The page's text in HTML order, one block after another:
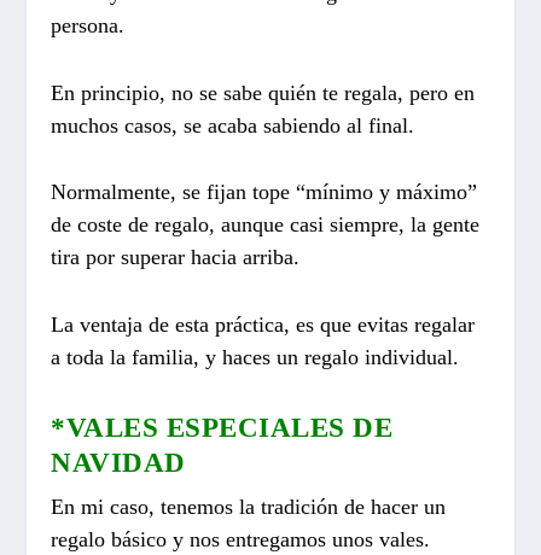
persona.
En principio, no se sabe quién te regala, pero en
muchos casos, se acaba sabiendo al final.
Normalmente, se fijan tope “mínimo y máximo”
de coste de regalo, aunque casi siempre, la gente
tira por superar hacia arriba.
La ventaja de esta práctica, es que evitas regalar
a toda la familia, y haces un regalo individual.
*VALES ESPECIALES DE
NAVIDAD
En mi caso, tenemos la tradición de hacer un
regalo básico y nos entregamos unos vales.